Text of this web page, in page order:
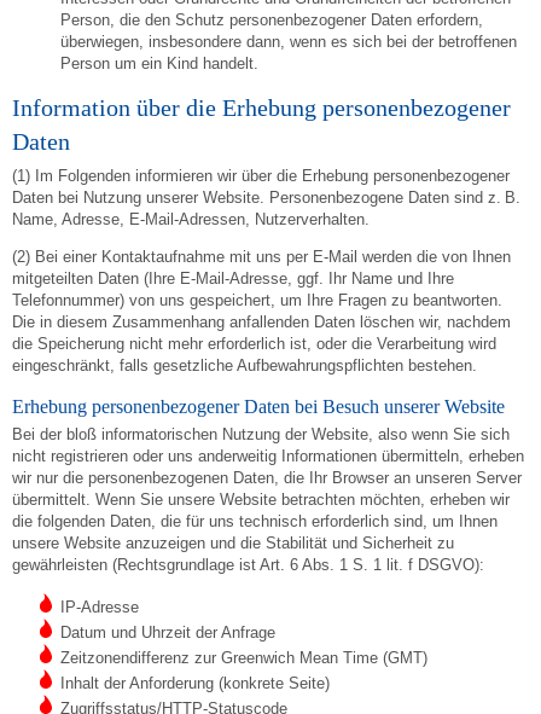
Person, die den Schutz personenbezogener Daten erfordern,
überwiegen, insbesondere dann, wenn es sich bei der betroffenen
Person um ein Kind handelt.
Information über die Erhebung personenbezogener
Daten
(1) Im Folgenden informieren wir über die Erhebung personenbezogener
Daten bei Nutzung unserer Website. Personenbezogene Daten sind z. B.
Name, Adresse, E-Mail-Adressen, Nutzerverhalten.
(2) Bei einer Kontaktaufnahme mit uns per E-Mail werden die von Ihnen
mitgeteilten Daten (Ihre E-Mail-Adresse, ggf. Ihr Name und Ihre
Telefonnummer) von uns gespeichert, um Ihre Fragen zu beantworten.
Die in diesem Zusammenhang anfallenden Daten löschen wir, nachdem
die Speicherung nicht mehr erforderlich ist, oder die Verarbeitung wird
eingeschränkt, falls gesetzliche Aufbewahrungspflichten bestehen.
Erhebung personenbezogener Daten bei Besuch unserer Website
Bei der bloß informatorischen Nutzung der Website, also wenn Sie sich
nicht registrieren oder uns anderweitig Informationen übermitteln, erheben
wir nur die personenbezogenen Daten, die Ihr Browser an unseren Server
übermittelt. Wenn Sie unsere Website betrachten möchten, erheben wir
die folgenden Daten, die für uns technisch erforderlich sind, um Ihnen
unsere Website anzuzeigen und die Stabilität und Sicherheit zu
gewährleisten (Rechtsgrundlage ist Art. 6 Abs. 1 S. 1 lit. f DSGVO):
IP-Adresse
Datum und Uhrzeit der Anfrage
Zeitzonendifferenz zur Greenwich Mean Time (GMT)
Inhalt der Anforderung (konkrete Seite)
Zugriffsstatus/HTTP-Statuscode